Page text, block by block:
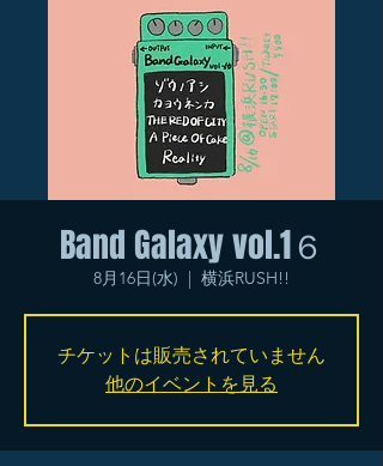
Band Galaxy vol.1６
8月16日(水)
  |
横浜RUSH!!
チケットは販売されていません
他のイベントを見る